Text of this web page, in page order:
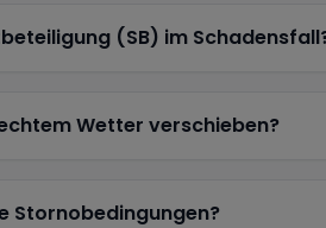
(SB) im
Wetter verschieben?
Stornobedingungen?